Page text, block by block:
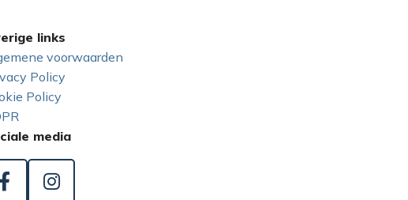
links
voorwaarden
Policy
Policy
media